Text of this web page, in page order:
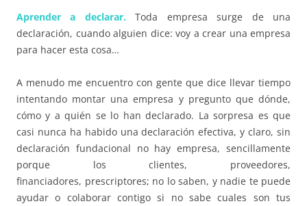
Aprender a declarar.
Toda empresa surge de una
declaración, cuando alguien dice: voy a crear una empresa
para hacer esta cosa…
A menudo me encuentro con gente que dice llevar tiempo
intentando montar una empresa y pregunto que dónde,
cómo y a quién se lo han declarado. La sorpresa es que
casi nunca ha habido una declaración efectiva, y claro, sin
declaración fundacional no hay empresa, sencillamente
porque los clientes, proveedores,
financiadores, prescriptores; no lo saben, y nadie te puede
ayudar o colaborar contigo si no sabecuales son tus